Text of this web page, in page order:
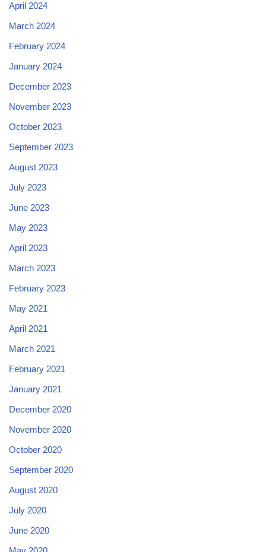
April 2024
March 2024
February 2024
January 2024
December 2023
November 2023
October 2023
September 2023
August 2023
July 2023
June 2023
May 2023
April 2023
March 2023
February 2023
May 2021
April 2021
March 2021
February 2021
January 2021
December 2020
November 2020
October 2020
September 2020
August 2020
July 2020
June 2020